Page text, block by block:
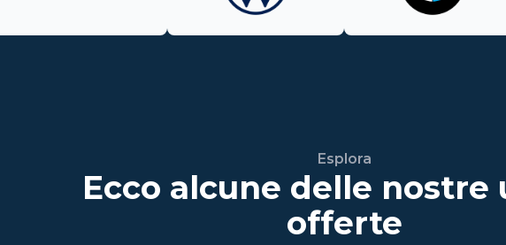
Esplora
Ecco alcune delle nostre
offerte